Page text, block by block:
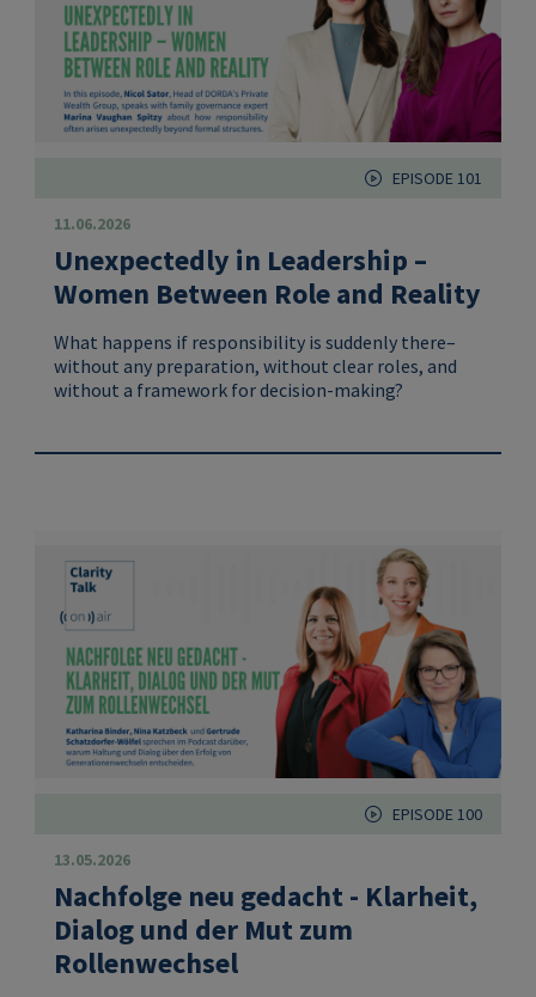
EPISODE 101
11.06.2026
Unexpectedly in Leadership –
Women Between Role and Reality
What happens if responsibility is suddenly there–
without any preparation, without clear roles, and
without a framework for decision-making?
EPISODE 100
13.05.2026
Nachfolge neu gedacht - Klarheit,
Dialog und der Mut zum
Rollenwechsel